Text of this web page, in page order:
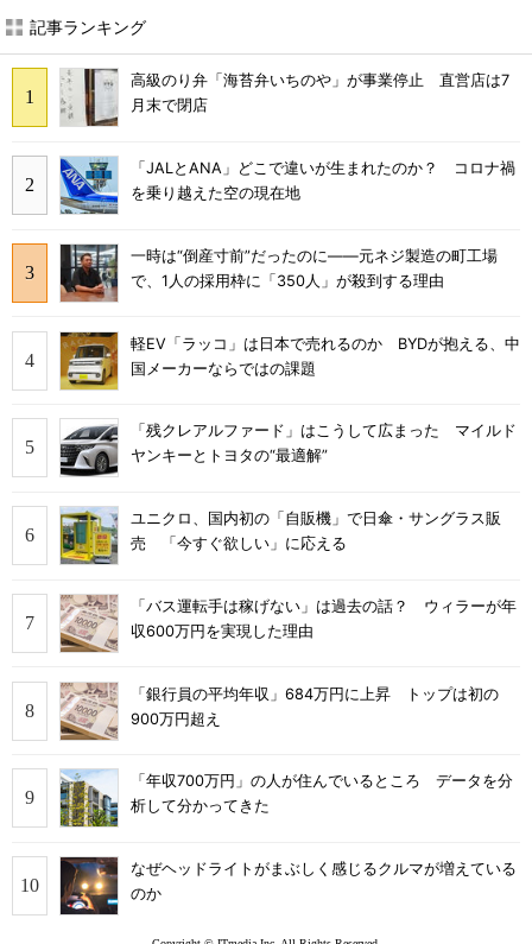
記事ランキング
高級のり弁「海苔弁いちのや」が事業停止 直営店は7
月末で閉店
「JALとANA」どこで違いが生まれたのか？ コロナ禍
を乗り越えた空の現在地
一時は“倒産寸前”だったのに――元ネジ製造の町工場
で、1人の採用枠に「350人」が殺到する理由
軽EV「ラッコ」は日本で売れるのか BYDが抱える、中
国メーカーならではの課題
「残クレアルファード」はこうして広まった マイルド
ヤンキーとトヨタの“最適解”
ユニクロ、国内初の「自販機」で日傘・サングラス販
売 「今すぐ欲しい」に応える
「バス運転手は稼げない」は過去の話？ ウィラーが年
収600万円を実現した理由
「銀行員の平均年収」684万円に上昇 トップは初の
900万円超え
「年収700万円」の人が住んでいるところ データを分
析して分かってきた
なぜヘッドライトがまぶしく感じるクルマが増えている
のか